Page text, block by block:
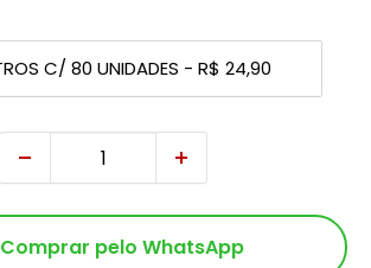
Comprar pelo WhatsApp